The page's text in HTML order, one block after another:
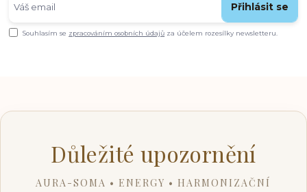
Přihlásit se
Souhlasím se zpracováním osobních údajů za účelem rozesílky newsletteru.
Důležité upozornění
AURA-SOMA • ENERGY • HARMONIZAČNÍ